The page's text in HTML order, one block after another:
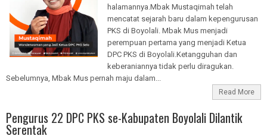
halamannya.Mbak Mustaqimah telah
mencatat sejarah baru dalam kepengurusan
PKS di Boyolali. Mbak Mus menjadi
perempuan pertama yang menjadi Ketua
DPC PKS di Boyolali.Ketangguhan dan
keberaniannya tidak perlu diragukan.
Sebelumnya, Mbak Mus pernah maju dalam...
Read More
Pengurus 22 DPC PKS se-Kabupaten Boyolali Dilantik
Serentak